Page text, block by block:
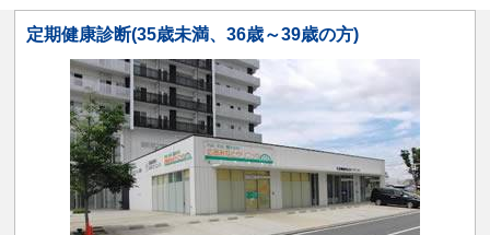
定期健康診断(35歳未満、36歳～39歳の方)